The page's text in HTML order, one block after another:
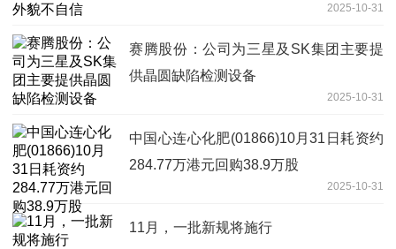
2025-10-31
赛腾股份：公司为三星及SK集团主要提
供晶圆缺陷检测设备
2025-10-31
中国心连心化肥(01866)10月31日耗资约
284.77万港元回购38.9万股
2025-10-31
11月，一批新规将施行